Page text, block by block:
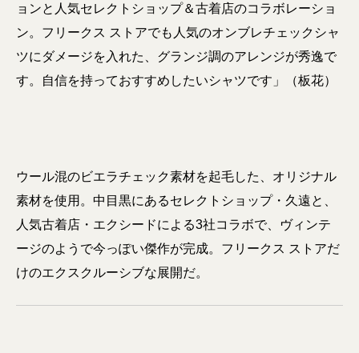
ョンと人気セレクトショップ＆古着店のコラボレーショ
ン。フリークス ストアでも人気のオンブレチェックシャ
ツにダメージを入れた、グランジ調のアレンジが秀逸で
す。自信を持っておすすめしたいシャツです」（板花）
ウール混のビエラチェック素材を起毛した、オリジナル
素材を使用。中目黒にあるセレクトショップ・久遠と、
人気古着店・エクシードによる3社コラボで、ヴィンテ
ージのようで今っぽい傑作が完成。フリークス ストアだ
けのエクスクルーシブな展開だ。